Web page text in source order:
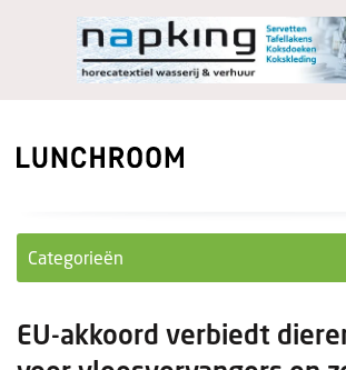
Categorieën
Ondernemen in...
EU-akkoord verbiedt